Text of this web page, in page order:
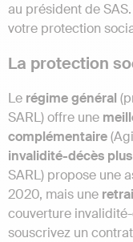
au président de
votre protection
La protection
Le régime général
SARL) offre une
complémentaire
invalidité-décès
SARL) propose une
2020, mais une
couverture
souscrivez un